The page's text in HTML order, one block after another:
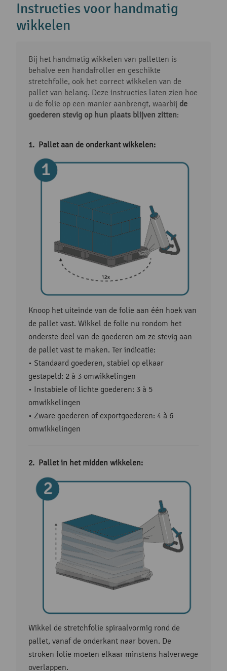
Instructies voor handmatig
wikkelen
Bij het handmatig wikkelen van palletten is
behalve een handafroller en geschikte
stretchfolie, ook het correct wikkelen van de
pallet van belang. Deze instructies laten zien hoe
u de folie op een manier aanbrengt, waarbij de
goederen stevig op hun plaats blijven zitten:
Pallet aan de onderkant wikkelen:
Knoop het uiteinde van de folie aan één hoek van
de pallet vast. Wikkel de folie nu rondom het
onderste deel van de goederen om ze stevig aan
de pallet vast te maken. Ter indicatie:
• Standaard goederen, stabiel op elkaar
gestapeld: 2 à 3 omwikkelingen
• Instabiele of lichte goederen: 3 à 5
omwikkelingen
• Zware goederen of exportgoederen: 4 à 6
omwikkelingen
Pallet in het midden wikkelen:
Wikkel de stretchfolie spiraalvormig rond de
pallet, vanaf de onderkant naar boven. De
stroken folie moeten elkaar minstens halverwege
overlappen.